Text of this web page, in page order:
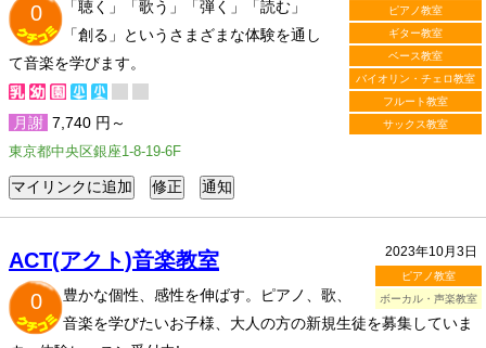
ピアノ教室
ギター教室
ベース教室
バイオリン・チェロ教室
フルート教室
サックス教室
0
「聴く」「歌う」「弾く」「読む」
「創る」というさまざまな体験を通し
て音楽を学びます。
月謝 7,740 円～
東京都中央区銀座1-8-19-6F
2023年10月3日
ピアノ教室
ボーカル・声楽教室
ACT(アクト)音楽教室
0
豊かな個性、感性を伸ばす。ピアノ、歌、
音楽を学びたいお子様、大人の方の新規生徒を募集していま